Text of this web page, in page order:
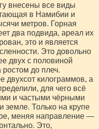
внесены все виды
в Намибии и
метров. Горная
два подвида, ареал их
это и является
Это довольно
двух с половиной
до плеч.
двухсот килограммов, а
для чего всё
и частыми чёрными
земле. Только на крупе
меняя направление —
Это,